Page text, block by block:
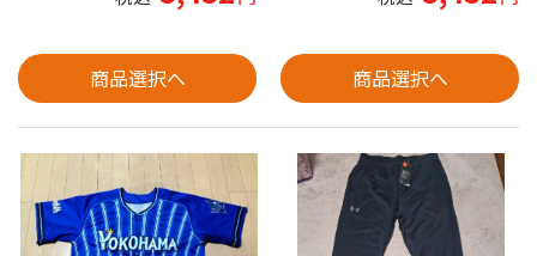
商品選択へ 商品選択へ